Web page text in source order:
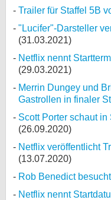
Trailer für Staffel 5B
"Lucifer"-Darsteller
(31.03.2021)
Netflix nennt
(29.03.2021)
Merrin Dungey und
Gastrollen in finaler
Scott Porter schaut
(26.09.2020)
Netflix veröffentlicht
(13.07.2020)
Rob Benedict
Netflix nennt